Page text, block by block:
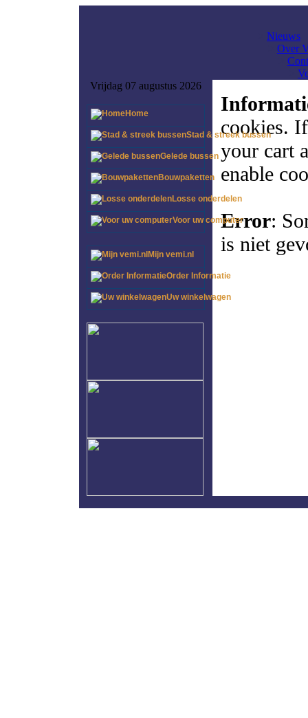
Nieuws
Over
Vrijdag 07 augustus 2026
Home
Stad & streek bussen
Gelede bussen
Bouwpaketten
Losse onderdelen
Voor uw computer
Mijn vemi.nl
Order Informatie
Uw winkelwagen
cookies.
your cart
enable
Error:
is niet